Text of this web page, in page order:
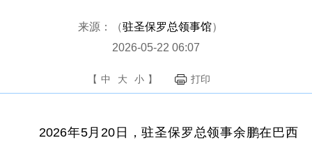
来源：（驻圣保罗总领事馆）
2026-05-22 06:07
【 中 大 小 】 打印
2026年5月20日，驻圣保罗总领事余鹏在巴西